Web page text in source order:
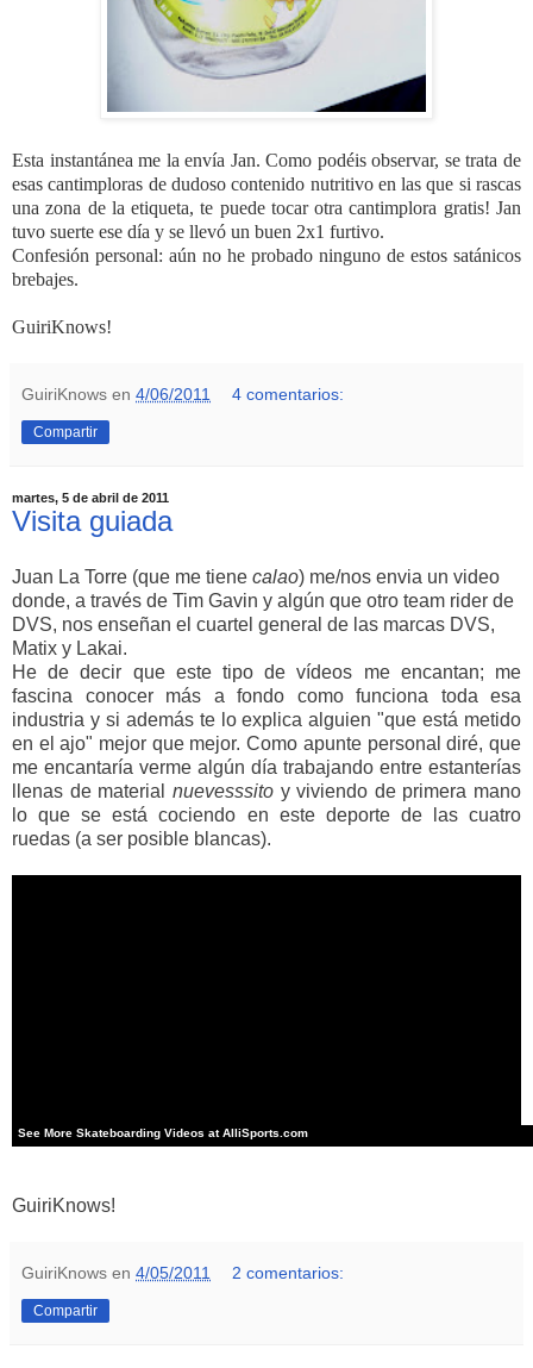
Esta instantánea me la envía Jan. Como podéis observar, se trata de
esas cantimploras de dudoso contenido nutritivo en las que si rascas
una zona de la etiqueta, te puede tocar otra cantimplora gratis! Jan
tuvo suerte ese día y se llevó un buen 2x1 furtivo.
Confesión personal: aún no he probado ninguno de estos satánicos
brebajes.
GuiriKnows!
GuiriKnows en 4/06/2011 4 comentarios:
Compartir
martes, 5 de abril de 2011
Visita guiada
Juan La Torre (que me tiene calao) me/nos envia un video
donde, a través de Tim Gavin y algún que otro team rider de
DVS, nos enseñan el cuartel general de las marcas DVS,
Matix y Lakai.
He de decir que este tipo de vídeos me encantan; me
fascina conocer más a fondo como funciona toda esa
industria y si además te lo explica alguien "que está metido
en el ajo" mejor que mejor. Como apunte personal diré, que
me encantaría verme algún día trabajando entre estanterías
llenas de material nuevesssitoy viviendo de primera mano
lo que se está cociendo en este deporte de las cuatro
ruedas (a ser posible blancas).
See More Skateboarding Videos atAlliSports.com
GuiriKnows!
GuiriKnows en 4/05/2011 2 comentarios:
Compartir